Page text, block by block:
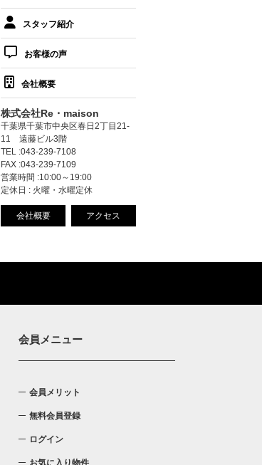
スタッフ紹介
お客様の声
会社概要
株式会社Re・maison
千葉県千葉市中央区春日2丁目21-
11 遠藤ビル3階
TEL :043-239-7108
FAX :043-239-7109
営業時間 :10:00～19:00
定休日 : 火曜・水曜定休
会社概要 アクセス
会員メニュー
会員メリット
無料会員登録
ログイン
お気に入り物件